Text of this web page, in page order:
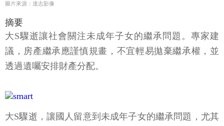
圖片來源：達志影像
摘要
大S驟逝讓社會關注未成年子女的繼承問題。專家建
議，房產繼承應謹慎規畫，不宜輕易拋棄繼承權，並
透過遺囑安排財產分配。
大S驟逝，讓國人留意到未成年子女的繼承問題，尤其